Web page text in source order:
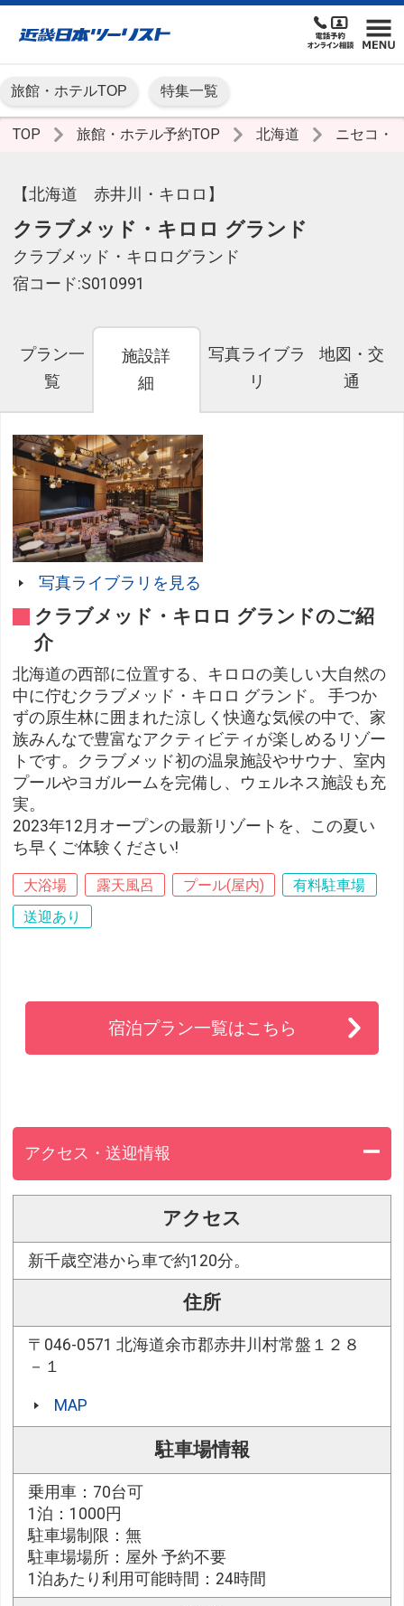
旅館・ホテルTOP 特集一覧
TOP 旅館・ホテル予約TOP 北海道 ニセコ・
【北海道 赤井川・キロロ】
クラブメッド・キロロ グランド
クラブメッド・キロログランド
宿コード:S010991
プラン一
覧
施設詳
細
写真ライブラ
リ
地図・交
通
写真ライブラリを見る
クラブメッド・キロロ グランドのご紹
介
北海道の西部に位置する、キロロの美しい大自然の
中に佇むクラブメッド・キロロ グランド。 手つか
ずの原生林に囲まれた涼しく快適な気候の中で、家
族みんなで豊富なアクティビティが楽しめるリゾー
トです。クラブメッド初の温泉施設やサウナ、室内
プールやヨガルームを完備し、ウェルネス施設も充
実。
2023年12月オープンの最新リゾートを、この夏い
ち早くご体験ください!
大浴場 露天風呂 プール(屋内)
有料駐車場
送迎あり
宿泊プラン一覧はこちら
アクセス・送迎情報
アクセス
新千歳空港から車で約120分。
住所
〒046-0571 北海道余市郡赤井川村常盤１２８
－１
MAP
駐車場情報
乗用車：70台可
1泊：1000円
駐車場制限：無
駐車場場所：屋外 予約不要
1泊あたり利用可能時間：24時間